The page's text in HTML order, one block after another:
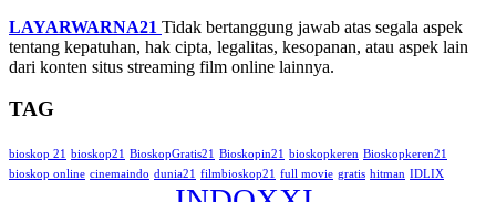
LAYARWARNA21 Tidak bertanggung jawab atas segala aspek
tentang kepatuhan, hak cipta, legalitas, kesopanan, atau aspek lain
dari konten situs streaming film online lainnya.
TAG
bioskop 21 bioskop21 BioskopGratis21 Bioskopin21 bioskopkeren Bioskopkeren21
bioskop online cinemaindo dunia21 filmbioskop21 full movie gratis hitman IDLIX